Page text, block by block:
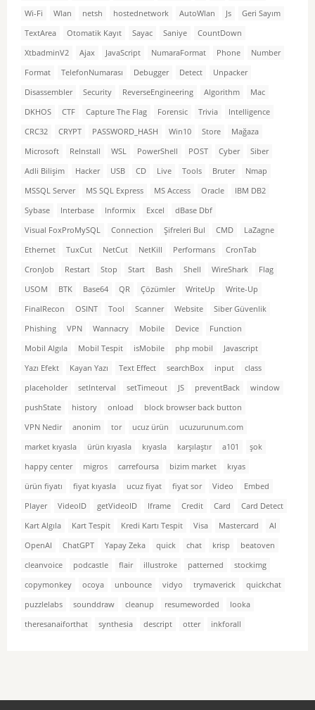
Wi-Fi
Wlan netsh hostednetwork AutoWlan Js
Geri Sayım
TextArea
Otomatik Kayıt Sayac Saniye
CountDown
XtbadminV2
Ajax JavaScript NumaraFormat Phone
Number
Format
TelefonNumarası Debugger Detect
Unpacker
Disassembler
Security ReverseEngineering Algorithm
Mac
DKHOS
CTF Capture The Flag Forensic Trivia
Intelligence
CRC32
CRYPT PASSWORD_HASH Win10 Store
Mağaza
Microsoft
ReInstall WSL PowerShell POST Cyber
Siber
Adli Bilişim
Hacker USB CD Live Tools Bruter
Nmap
MSSQL Server
MS SQL Express MS Access Oracle
IBM DB2
Sybase
Interbase Informix Excel
dBase Dbf
Visual FoxProMySQL
Connection Şifreleri Bul CMD
LaZagne
Ethernet
TuxCut NetCut NetKill Performans
CronTab
CronJob
Restart Stop Start Bash Shell WireShark
Flag
USOM
BTK Base64 QR Çözümler WriteUp
Write-Up
FinalRecon
OSINT Tool Scanner Website
Siber Güvenlik
Phishing
VPN Wannacry Mobile Device
Function
Mobil Algıla
Mobil Tespit isMobile php mobil
Javascript
Yazı Efekt
Kayan Yazı Text Effect searchBox input
class
placeholder
setInterval setTimeout JS preventBack
window
pushState
history onload
block browser back button
VPN Nedir
anonim tor ucuz ürün
ucuzurunum.com
market kıyasla
ürün kıyasla kıyasla karşılaştır a101
şok
happy center
migros carrefoursa bizim market
kıyas
ürün fiyatı
fiyat kıyasla ucuz fiyat fiyat sor Video
Embed
Player
VideoID getVideoID Iframe Credit Card
Card Detect
Kart Algıla
Kart Tespit Kredi Kartı Tespit Visa Mastercard
AI
OpenAI
ChatGPT Yapay Zeka quick chat krisp
beatoven
cleanvoice
podcastle flair illustroke patterned
stockimg
copymonkey
ocoya unbounce vidyo trymaverick
quickchat
puzzlelabs
sounddraw cleanup resumeworded
looka
theresanaiforthat
synthesia descript otter inkforall